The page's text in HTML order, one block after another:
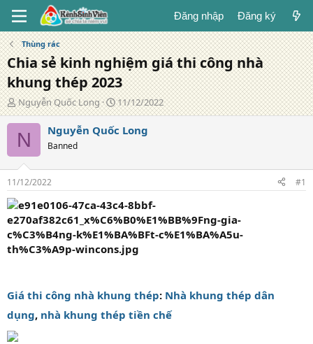
Đăng nhập Đăng ký
Thùng rác
Chia sẻ kinh nghiệm giá thi công nhà
khung thép 2023
T
á
c
g
ả
Nguyễn Quốc Long
N
g
à
g
11/12/2022
N Nguyễn Quốc Long
Banned
11/12/2022 #1
Giá thi công nhà khung thép: Nhà khung thép dân
dụng, nhà khung thép tiền chế